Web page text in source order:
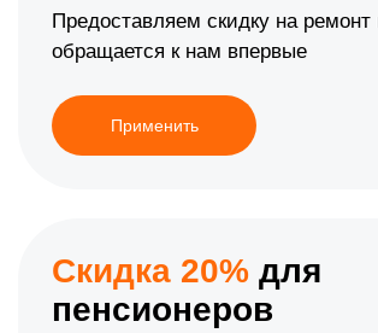
Предоставляем скидку на ремонт
обращается к нам впервые
Применить
Скидка 20% для
пенсионеров